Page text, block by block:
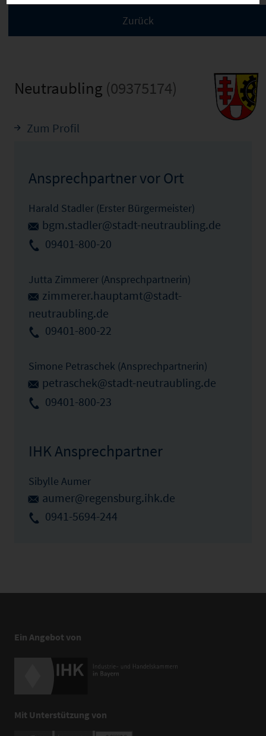
Neutraubling (09375174)
Zum Profil
Ansprechpartner vor Ort
Harald Stadler (Erster Bürgermeister)
bgm.stadler@stadt-neutraubling.de
09401-800-20
Jutta Zimmerer (Ansprechpartnerin)
zimmerer.hauptamt@stadt-
neutraubling.de
09401-800-22
Simone Petraschek (Ansprechpartnerin)
petraschek@stadt-neutraubling.de
09401-800-23
IHK Ansprechpartner
Sibylle Aumer
aumer@regensburg.ihk.de
0941-5694-244
Ein Angebot von
Mit Unterstützung von